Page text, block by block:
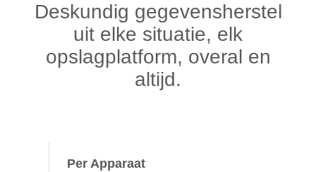
Deskundig gegevensherstel
uit elke situatie, elk
opslagplatform, overal en
altijd.
Per Apparaat